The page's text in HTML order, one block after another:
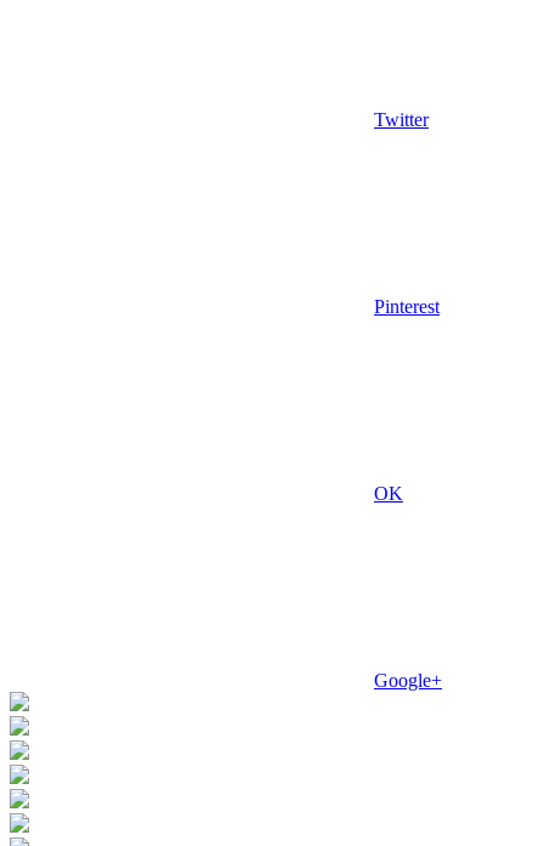
Twitter
Pinterest
OK
Google+